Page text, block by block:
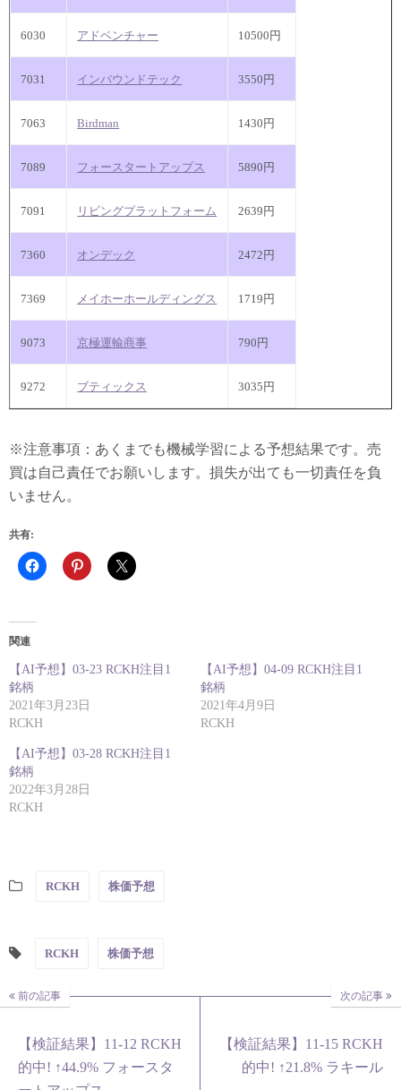
6030 アドベンチャー 10500円
7031 インバウンドテック 3550円
7063 Birdman 1430円
7089 フォースタートアップス 5890円
7091 リビングプラットフォーム 2639円
7360 オンデック 2472円
7369 メイホーホールディングス 1719円
9073 京極運輸商事 790円
9272 ブティックス 3035円
※注意事項：あくまでも機械学習による予想結果です。売
買は自己責任でお願いします。損失が出ても一切責任を負
いません。
共有:
関連
【AI予想】03-23 RCKH注目1
銘柄
2021年3月23日
RCKH
【AI予想】04-09 RCKH注目1
銘柄
2021年4月9日
RCKH
【AI予想】03-28 RCKH注目1
銘柄
2022年3月28日
RCKH
RCKH 株価予想
RCKH 株価予想
前の記事
【検証結果】11-12 RCKH
的中! ↑44.9% フォースタ
次の記事
【検証結果】11-15 RCKH
的中! ↑21.8% ラキール